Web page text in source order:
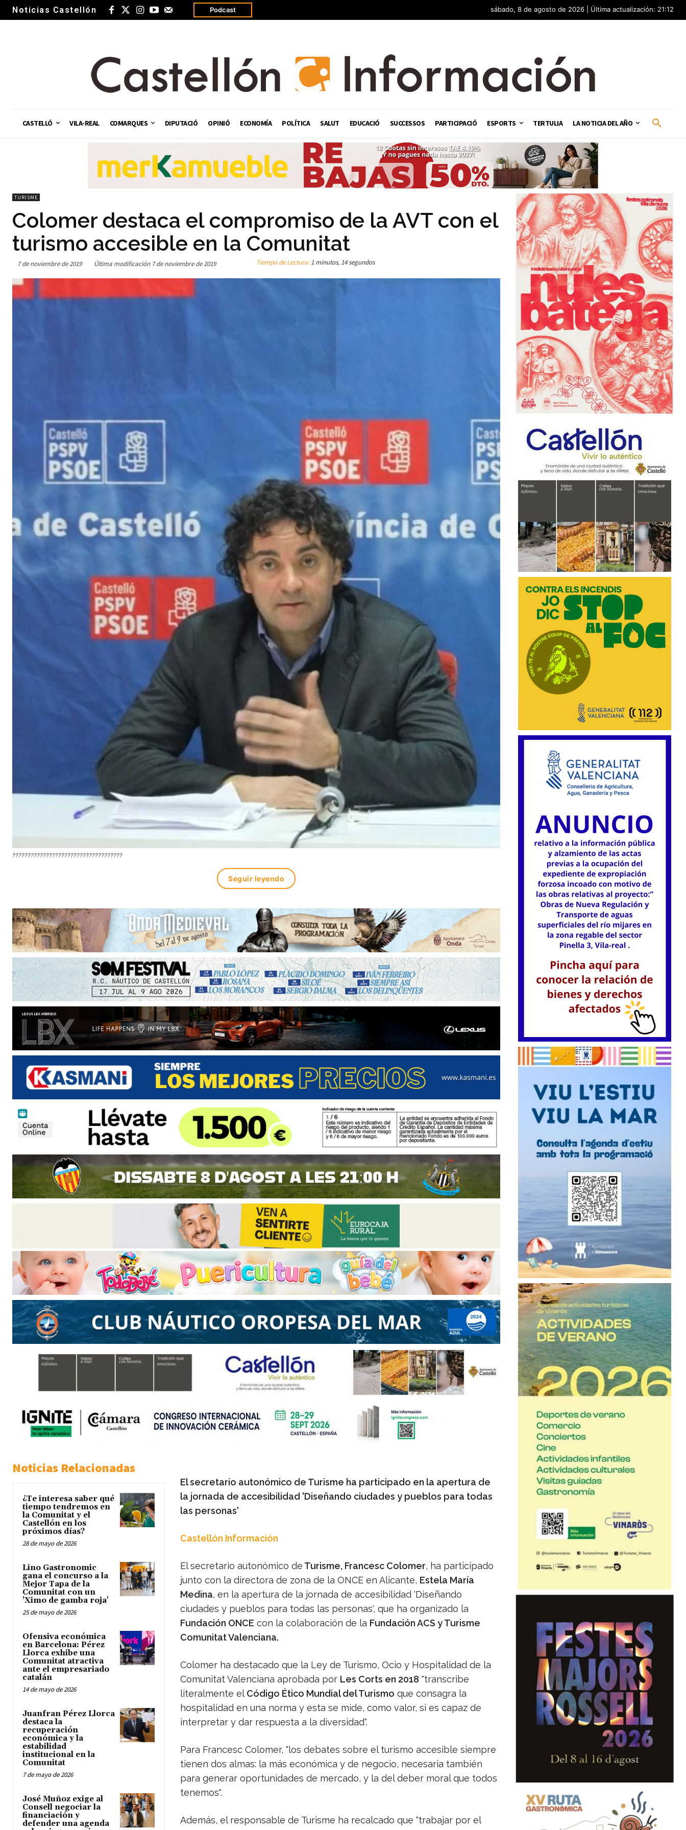
Noticias Castellón Podcast sábado, 8 de agosto de 2026 | Última actualización: 21:12
CASTELLÓ VILA-REAL COMARQUES DIPUTACIÓ OPINIÓ ECONOMÍA POLÍTICA SALUT EDUCACIÓ SUCCESSOS PARTICIPACIÓ ESPORTS TERTULIA LA NOTICIA DEL AÑO
TURISME
Colomer destaca el compromiso de la AVT con el
turismo accesible en la Comunitat
7 de noviembre de 2019 Última modificación 7 de noviembre de 2019 Tiempo de Lectura:1 minutos, 14 segundos
????????????????????????????????????
Seguir leyendo
Noticias Relacionadas
¿Te interesa saber qué
tiempo tendremos en
la Comunitat y el
Castellón en los
próximos días?
28 de mayo de 2026
Lino Gastronomic
gana el concurso a la
Mejor Tapa de la
Comunitat con un
'Ximo de gamba roja'
25 de mayo de 2026
Ofensiva económica
en Barcelona: Pérez
Llorca exhibe una
Comunitat atractiva
ante el empresariado
catalán
14 de mayo de 2026
Juanfran Pérez Llorca
destaca la
recuperación
económica y la
estabilidad
institucional en la
Comunitat
7 de mayo de 2026
José Muñoz exige al
Consell negociar la
financiación y
defender una agenda
El secretario autonómico de Turisme ha participado en la apertura de
la jornada de accesibilidad 'Diseñando ciudades y pueblos para todas
las personas'
Castellón Información
El secretario autonómico de Turisme, Francesc Colomer, ha participado
junto con la directora de zona de la ONCE en Alicante, Estela María
Medina, en la apertura de la jornada de accesibilidad 'Diseñando
ciudades y pueblos para todas las personas', que ha organizado la
Fundación ONCE con la colaboración de la Fundación ACS y Turisme
Comunitat Valenciana.
Colomer ha destacado que la Ley de Turismo, Ocio y Hospitalidad de la
Comunitat Valenciana aprobada por Les Corts en 2018 "transcribe
literalmente el Código Ético Mundial del Turismo que consagra la
hospitalidad en una norma y esta se mide, como valor, si es capaz de
interpretar y dar respuesta a la diversidad".
Para Francesc Colomer, "los debates sobre el turismo accesible siempre
tienen dos almas: la más económica y de negocio, necesaria también
para generar oportunidades de mercado, y la del deber moral que todos
tenemos".
Además, el responsable de Turisme ha recalcado que "trabajar por el